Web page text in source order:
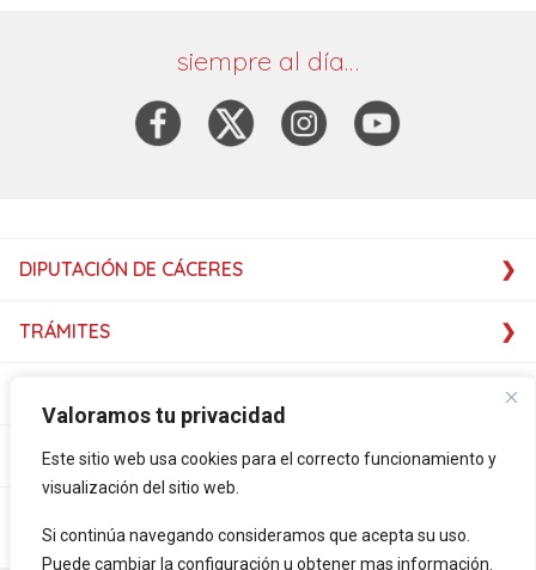
Valoramos tu privacidad
Este sitio web usa cookies para el correcto funcionamiento y
visualización del sitio web.
Si continúa navegando consideramos que acepta su uso.
Puede cambiar la configuración u obtener mas información.
siempre al día…
DIPUTACIÓN DE CÁCERES
TRÁMITES
SERVICIOS